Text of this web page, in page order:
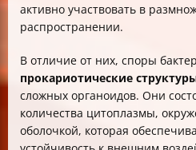
активно участвовать в
распространении.
В отличие от них, споры
прокариотические
сложных органоидов. Они
количества цитоплазмы,
оболочкой, которая